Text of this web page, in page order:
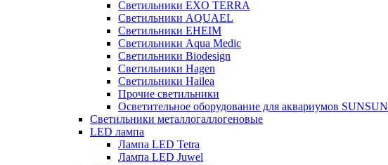
Светильники EXO TERRA
Светильники AQUAEL
Светильники EHEIM
Светильники Aqua Medic
Светильники Biodesign
Светильники Hagen
Светильники Hailea
Прочие светильники
Осветительное оборудование для аквариумов SUNSUN
Светильники металлогаллогеновые
LED лампа
Лампа LED Tetra
Лампа LED Juwel